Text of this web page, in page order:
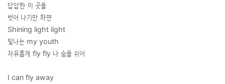
답답한 이 곳을
벗어 나기만 하면
Shining light light
빛나는 my youth
자유롭게 fly fly 나 숨을 쉬어
I can fly away